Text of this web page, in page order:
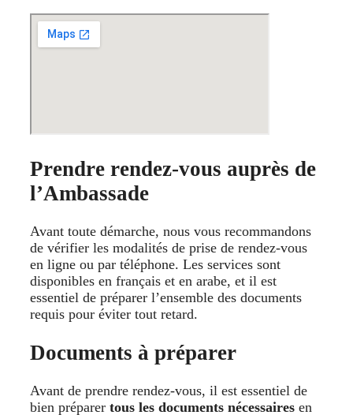
Prendre rendez-vous auprès de
l’Ambassade
Avant toute démarche, nous vous recommandons
de vérifier les modalités de prise de rendez-vous
en ligne ou par téléphone. Les services sont
disponibles en français et en arabe, et il est
essentiel de préparer l’ensemble des documents
requis pour éviter tout retard.
Documents à préparer
Avant de prendre rendez-vous, il est essentiel de
bien préparer tous les documents nécessaires en